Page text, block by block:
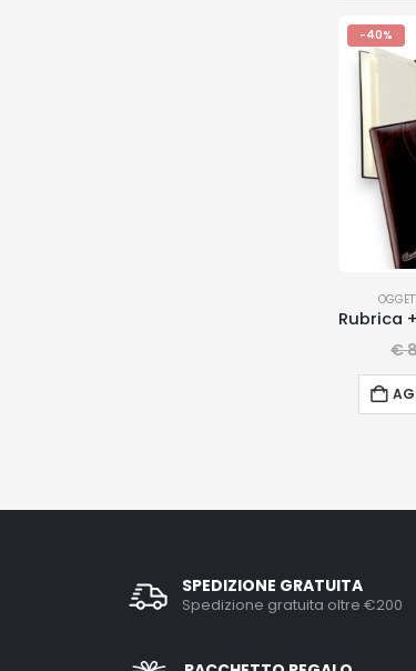
-40%
€
SPEDIZIONE GRATUITA
Spedizione gratuita oltre €200